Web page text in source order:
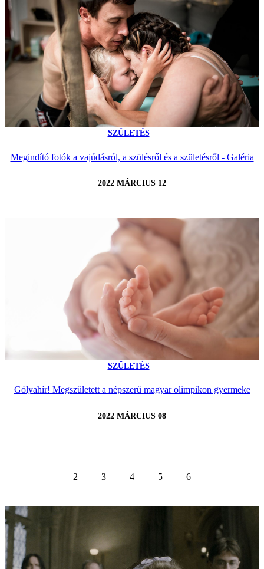
SZÜLETÉS
Megindító fotók a vajúdásról, a szülésről és a születésről - Galéria
2022 MÁRCIUS 12
SZÜLETÉS
Gólyahír! Megszületett a népszerű magyar olimpikon gyermeke
2022 MÁRCIUS 08
2 3 4 5 6